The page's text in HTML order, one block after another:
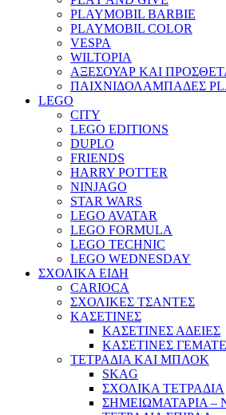
PLAYMOBIL BARBIE
PLAYMOBIL COLOR
VESPA
WILTOPIA
ΑΞΕΣΟΥΑΡ ΚΑΙ
ΠΑΙΧΝΙΔΟΛΑΜΠΑΔΕΣ
LEGO
CITY
LEGO EDITIONS
DUPLO
FRIENDS
HARRY POTTER
NINJAGO
STAR WARS
LEGO AVATAR
LEGO FORMULA
LEGO TECHNIC
LEGO WEDNESDAY
ΣΧΟΛΙΚΑ ΕΙΔΗ
CARIOCA
ΣΧΟΛΙΚΕΣ ΤΣΑΝΤΕΣ
ΚΑΣΕΤΙΝΕΣ
ΚΑΣΕΤΙΝΕΣ ΑΔΕΙΕΣ
ΚΑΣΕΤΙΝΕΣ
ΤΕΤΡΑΔΙΑ ΚΑΙ ΜΠΛΟΚ
SKAG
ΣΧΟΛΙΚΑ ΤΕΤΡΑΔΙΑ
ΣΗΜΕΙΩΜΑΤΑΡΙΑ –